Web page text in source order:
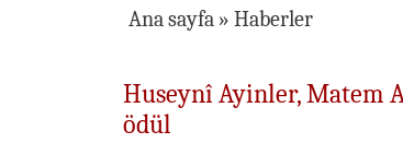
Ana sayfa » Haberler
Huseynî Ayinler, Matem
ödül